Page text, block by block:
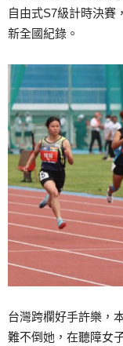
自由式S7級計時決賽
新全國紀錄。
台灣跨欄好手許樂，
難不倒她，在聽障女